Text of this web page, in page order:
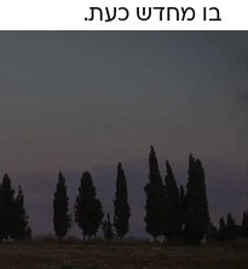
בו מחדש כעת.